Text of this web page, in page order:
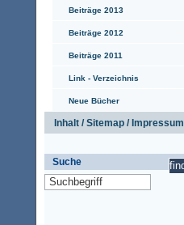
Beiträge 2013
Beiträge 2012
Beiträge 2011
Link - Verzeichnis
Neue Bücher
Inhalt / Sitemap / Impressum
Suche